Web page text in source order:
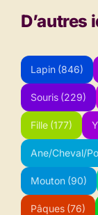
D’autres
Lapin (846)
Souris (229)
Fille (177)
Ane/Cheval/
Mouton (90)
Pâques (76)